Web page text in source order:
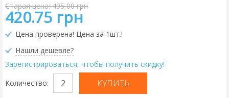
Старая цена: 495,00 грн
420.75 грн
Цена проверена! Цена за 1шт.!
Нашли дешевле?
Зарегистрироваться, чтобы получить скидку!
Количество: